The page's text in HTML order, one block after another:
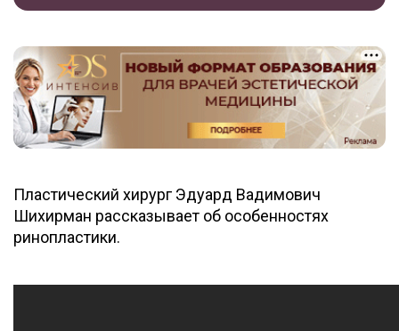
Пластический хирург Эдуард Вадимович
Шихирман рассказывает об особенностях
ринопластики.